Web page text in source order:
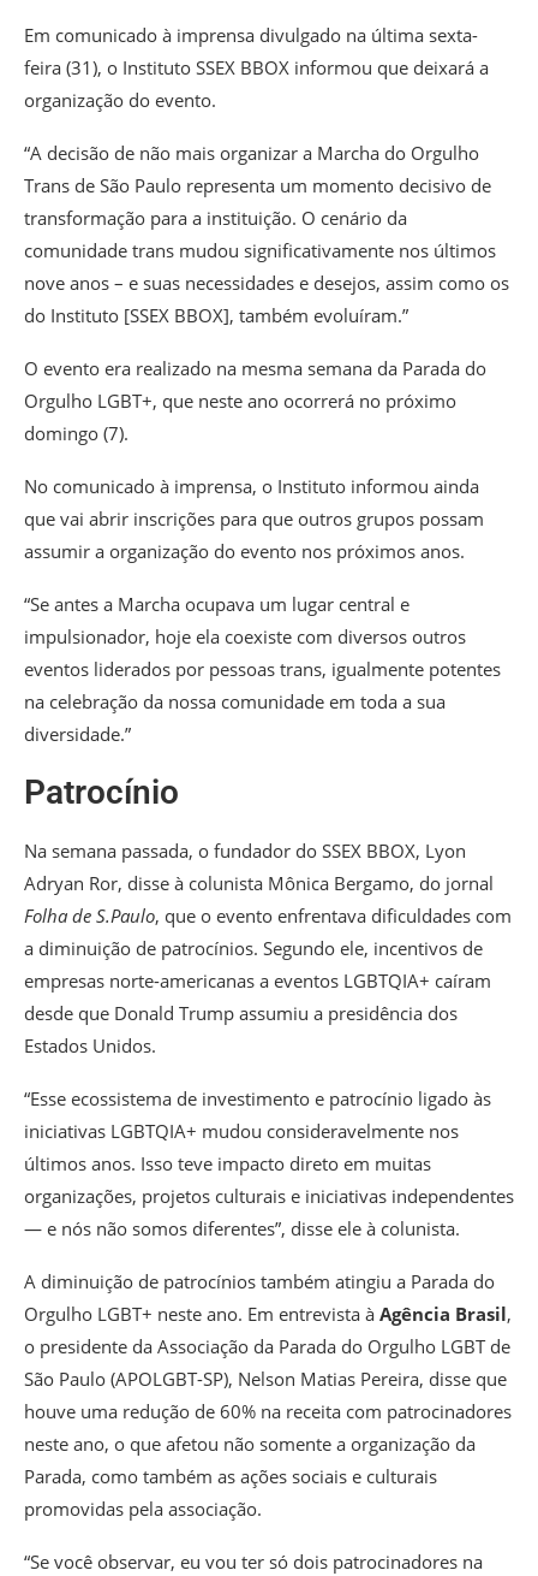
Em comunicado à imprensa divulgado na última sexta-
feira (31), o Instituto SSEX BBOX informou que deixará a
organização do evento.
“A decisão de não mais organizar a Marcha do Orgulho
Trans de São Paulo representa um momento decisivo de
transformação para a instituição. O cenário da
comunidade trans mudou significativamente nos últimos
nove anos – e suas necessidades e desejos, assim como os
do Instituto [SSEX BBOX], também evoluíram.”
O evento era realizado na mesma semana da Parada do
Orgulho LGBT+, que neste ano ocorrerá no próximo
domingo (7).
No comunicado à imprensa, o Instituto informou ainda
que vai abrir inscrições para que outros grupos possam
assumir a organização do evento nos próximos anos.
“Se antes a Marcha ocupava um lugar central e
impulsionador, hoje ela coexiste com diversos outros
eventos liderados por pessoas trans, igualmente potentes
na celebração da nossa comunidade em toda a sua
diversidade.”
Patrocínio
Na semana passada, o fundador do SSEX BBOX, Lyon
Adryan Ror, disse à colunista Mônica Bergamo, do jornal
Folha de S.Paulo, que o evento enfrentava dificuldades com
a diminuição de patrocínios. Segundo ele, incentivos de
empresas norte-americanas a eventos LGBTQIA+ caíram
desde que Donald Trump assumiu a presidência dos
Estados Unidos.
“Esse ecossistema de investimento e patrocínio ligado às
iniciativas LGBTQIA+ mudou consideravelmente nos
últimos anos. Isso teve impacto direto em muitas
organizações, projetos culturais e iniciativas independentes
— e nós não somos diferentes”, disse ele à colunista.
A diminuição de patrocínios também atingiu a Parada do
Orgulho LGBT+ neste ano. Em entrevista à Agência Brasil,
o presidente da Associação da Parada do Orgulho LGBT de
São Paulo (APOLGBT-SP), Nelson Matias Pereira, disse que
houve uma redução de 60% na receita com patrocinadores
neste ano, o que afetou não somente a organização da
Parada, como também as ações sociais e culturais
promovidas pela associação.
“Se você observar, eu vou ter só dois patrocinadores na